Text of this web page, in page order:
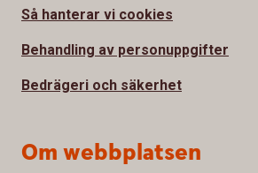
Så hanterar vi cookies
Behandling av personuppgifter
Bedrägeri och säkerhet
Om webbplatsen